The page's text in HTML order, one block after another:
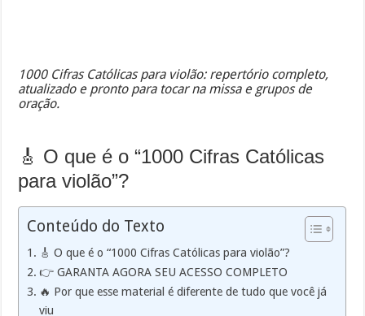
1000 Cifras Católicas para violão: repertório completo,
atualizado e pronto para tocar na missa e grupos de
oração.
🎸 O que é o “1000 Cifras Católicas
para violão”?
Conteúdo do Texto
🎸 O que é o “1000 Cifras Católicas para violão”?
👉 GARANTA AGORA SEU ACESSO COMPLETO
🔥 Por que esse material é diferente de tudo que você já
viu